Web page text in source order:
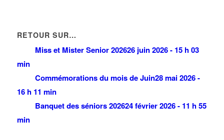
RETOUR SUR…
Miss et Mister Senior 202626 juin 2026 - 15 h 03
min
Commémorations du mois de Juin28 mai 2026 -
16 h 11 min
Banquet des séniors 202624 février 2026 - 11 h 55
min